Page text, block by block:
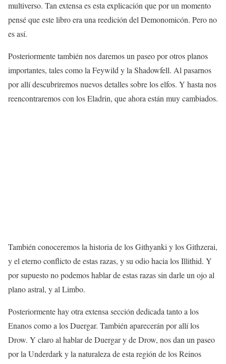
multiverso. Tan extensa es esta explicación que por un momento
pensé que este libro era una reedición del Demonomicón. Pero no
es así.
Posteriormente también nos daremos un paseo por otros planos
importantes, tales como la Feywild y la Shadowfell. Al pasarnos
por allí descubriremos nuevos detalles sobre los elfos. Y hasta nos
reencontraremos con los Eladrin, que ahora están muy cambiados.
También conoceremos la historia de los Githyanki y los Githzerai,
y el eterno conflicto de estas razas, y su odio hacia los Illithid. Y
por supuesto no podemos hablar de estas razas sin darle un ojo al
plano astral, y al Limbo.
Posteriormente hay otra extensa sección dedicada tanto a los
Enanos como a los Duergar. También aparecerán por allí los
Drow. Y claro al hablar de Duergar y de Drow, nos dan un paseo
por la Underdark y la naturaleza de esta región de los Reinos